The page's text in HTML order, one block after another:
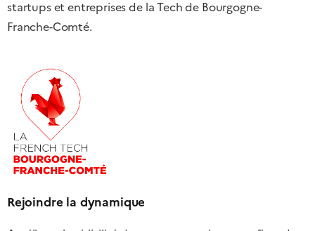
startups et entreprises de la Tech de Bourgogne-
Franche-Comté.
Rejoindre la dynamique